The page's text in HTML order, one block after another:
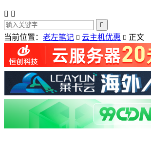
 

当前位置： 老左笔记  云主机优惠  正文